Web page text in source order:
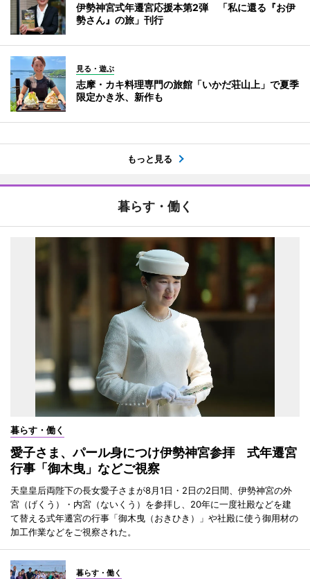
伊勢神宮式年遷宮応援本第2弾 「私に還る『お伊
勢さん』の旅」刊行
見る・遊ぶ
志摩・カキ料理専門の旅館「いかだ荘山上」で夏季
限定かき氷、新作も
もっと見る
暮らす・働く
暮らす・働く
愛子さま、パール身につけ伊勢神宮参拝 式年遷宮
行事「御木曳」などご視察
天皇皇后両陛下の長女愛子さまが8月1日・2日の2日間、伊勢神宮の外
宮（げくう）・内宮（ないくう）を参拝し、20年に一度社殿などを建
て替える式年遷宮の行事「御木曳（おきひき）」や社殿に使う御用材の
加工作業などをご視察された。
暮らす・働く